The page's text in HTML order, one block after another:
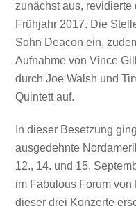
zunächst aus,
Frühjahr 2017. Die
Sohn Deacon ein,
Aufnahme von Vince
durch Joe Walsh und
Quintett auf.
In dieser Besetzung
ausgedehnte
12., 14. und 15.
im Fabulous Forum
dieser drei Konzerte